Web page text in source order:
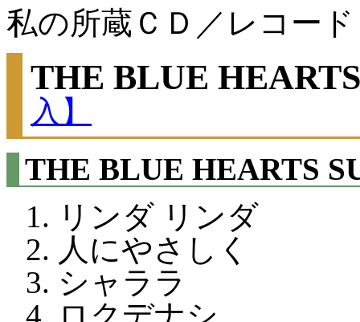
私の所蔵ＣＤ／レコード
THE BLUE
入】
THE BLUE HEARTS
リンダ リンダ
人にやさしく
シャララ